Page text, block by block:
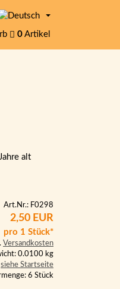
0 Artikel
alt
Art.Nr.: F0298
2,50 EUR
pro 1 Stück*
Versandkosten
0.0100 kg
siehe Startseite
6 Stück